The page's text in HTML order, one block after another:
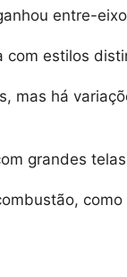
entre-
com estilos
mas há
grandes
como